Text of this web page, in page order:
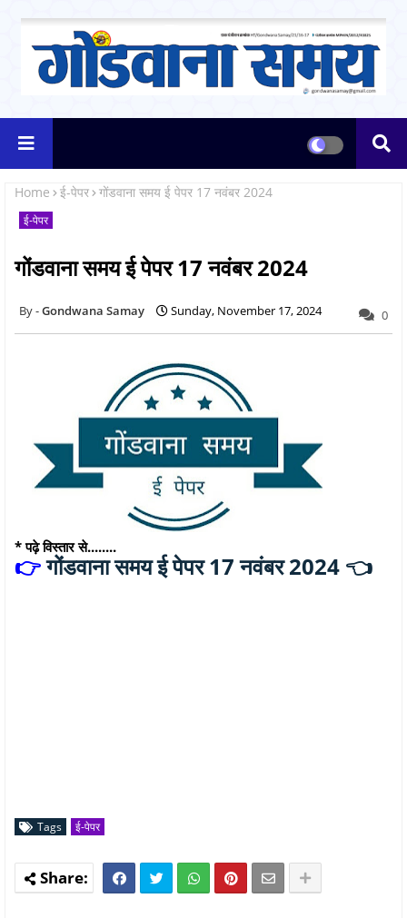
Home ई-पेपर गोंडवाना समय ई पेपर 17 नवंबर 2024
ई-पेपर
गोंडवाना समय ई पेपर 17 नवंबर 2024
Gondwana Samay Sunday, November 17, 2024 0
* पढ़े विस्तार से........
👉गोंडवाना समय ई पेपर 17 नवंबर 2024 👈
Tags ई-पेपर